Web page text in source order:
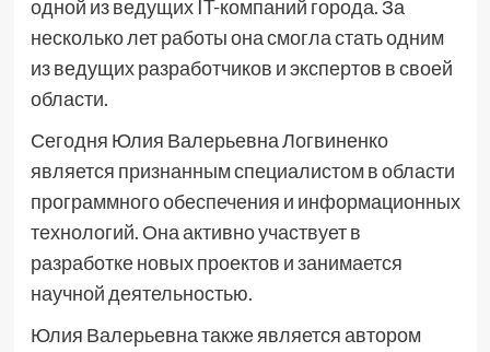
одной из ведущих IT-компаний города. За
несколько лет работы она смогла стать одним
из ведущих разработчиков и экспертов в своей
области.
Сегодня Юлия Валерьевна Логвиненко
является признанным специалистом в области
программного обеспечения и информационных
технологий. Она активно участвует в
разработке новых проектов и занимается
научной деятельностью.
Юлия Валерьевна также является автором